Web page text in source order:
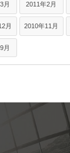
月 2011年2月
月 2010年11月
月